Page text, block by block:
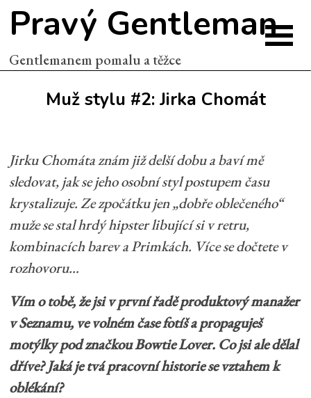
Pravý Gentleman
Gentlemanem pomalu a těžce
Muž stylu #2: Jirka Chomát
Jirku Chomáta znám již delší dobu a baví mě
sledovat, jak se jeho osobní styl postupem času
krystalizuje. Ze zpočátku jen „dobře oblečeného“
muže se stal hrdý hipster libující si v retru,
kombinacích barev a Primkách. Více se dočtete v
rozhovoru…
Vím o tobě, že jsi v první řadě produktový manažer
v Seznamu, ve volném čase fotíš a propaguješ
motýlky pod značkou Bowtie Lover. Co jsi ale dělal
dříve? Jaká je tvá pracovní historie se vztahem k
oblékání?